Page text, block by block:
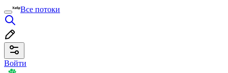
Все потоки
Войти